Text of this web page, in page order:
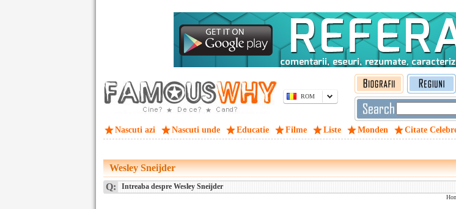
ROM
Nascuti azi Nascuti unde Educatie Filme Liste Monden Citate
Wesley Sneijder
Q: Intreaba despre Wesley Sneijder